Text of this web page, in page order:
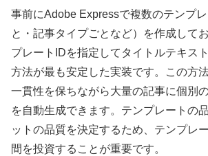
事前にAdobe Expressで複数のテンプ
と・記事タイプごとなど）を作成して
プレートIDを指定してタイトルテキス
方法が最も安定した実装です。この方
一貫性を保ちながら大量の記事に個別
を自動生成できます。テンプレートの
ットの品質を決定するため、テンプレ
間を投資することが重要です。